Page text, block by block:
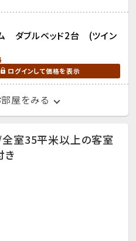
ダブルベッド2台 (ツイン
ログインして価格を表示
屋をみる
全室35平米以上の客室
き